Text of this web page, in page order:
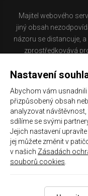
Majitel webového
jiný obsah
názoru se distancuje,
zprostředkovává
nacházíte
nejsou dle právní
službách informační
(zákon o
zejména §6
Galerie|Historie
Nastavení
Abychom vám
přizpůsobený obsah
analyzovat
sdílíme se svými
Jejich nastavení
jej můžete změnit v
v našich Zásadách
souborů cookies